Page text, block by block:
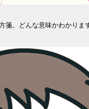
箋。どんな意味かわかりま